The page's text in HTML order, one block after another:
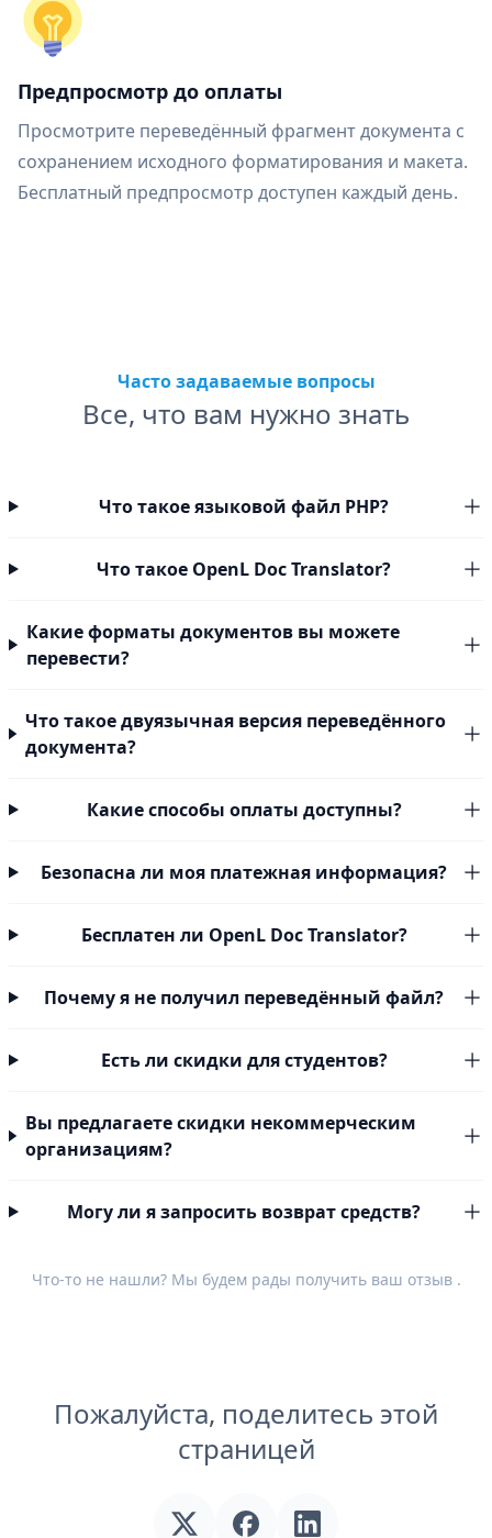
Предпросмотр до оплаты
Просмотрите переведённый фрагмент документа с
сохранением исходного форматирования и макета.
Бесплатный предпросмотр доступен каждый день.
Часто задаваемые вопросы
Все, что вам нужно знать
Что такое языковой файл PHP?
Что такое OpenL Doc Translator?
Какие форматы документов вы можете
перевести?
Что такое двуязычная версия переведённого
документа?
Какие способы оплаты доступны?
Безопасна ли моя платежная информация?
Бесплатен ли OpenL Doc Translator?
Почему я не получил переведённый файл?
Есть ли скидки для студентов?
Вы предлагаете скидки некоммерческим
организациям?
Могу ли я запросить возврат средств?
Что-то не нашли? Мы будем рады получить ваш отзыв.
Пожалуйста, поделитесь этой
страницей